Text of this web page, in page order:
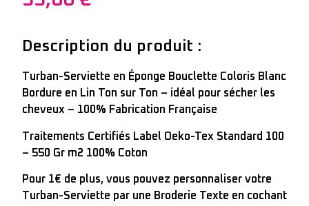
Description du produit :
Turban-Serviette en Éponge Bouclette Coloris Blanc
Bordure en Lin Ton sur Ton – idéal pour sécher les
cheveux – 100% Fabrication Française
Traitements Certifiés Label Oeko-Tex Standard 100
– 550 Gr m2 100% Coton
Pour 1€ de plus, vous pouvez personnaliser votre
Turban-Serviette par une Broderie Texte en cochant